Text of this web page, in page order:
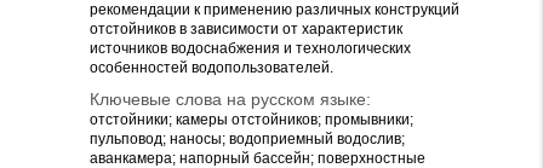
рекомендации к применению различных конструкций
отстойников в зависимости от характеристик
источников водоснабжения и технологических
особенностей водопользователей.
Ключевые слова на русском языке:
отстойники; камеры отстойников; промывники;
пульповод; наносы; водоприемный водослив;
аванкамера; напорный бассейн; поверхностные